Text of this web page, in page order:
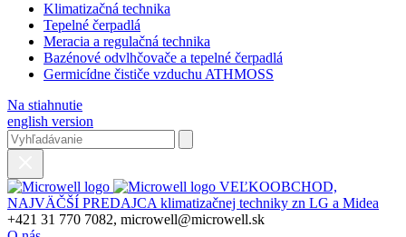
Klimatizačná technika
Tepelné čerpadlá
Meracia a regulačná technika
Bazénové odvlhčovače a tepelné čerpadlá
Germicídne čističe vzduchu ATHMOSS
Na stiahnutie
english version
VEĽKOOBCHOD,
NAJVÄČŠÍ PREDAJCA klimatizačnej techniky zn LG a Midea
+421 31 770 7082, microwell@microwell.sk